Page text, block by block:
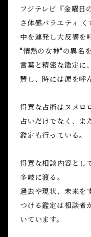
フジテレビ『金曜日
さ体感バラエティ
中を連発し大反響を
"情熱の女神"の異名
言葉と精密な鑑定に
賛し、時には涙を呼
得意な占術はヌメロ
占いだけでなく、ま
鑑定も行っている。
得意な相談内容とし
多岐に渡る。
過去や現状、未来を
つける鑑定は相談者
いています。